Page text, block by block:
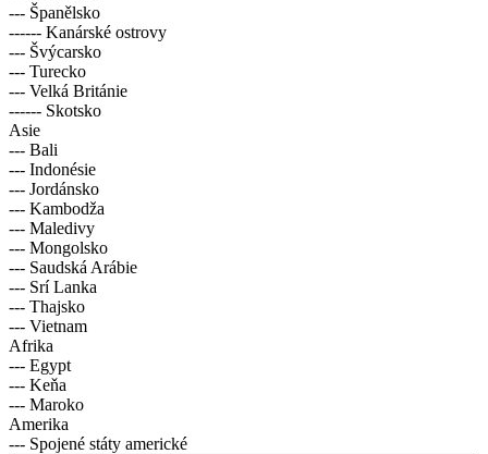
--- Španělsko
------ Kanárské ostrovy
--- Švýcarsko
--- Turecko
--- Velká Británie
------ Skotsko
Asie
--- Bali
--- Indonésie
--- Jordánsko
--- Kambodža
--- Maledivy
--- Mongolsko
--- Saudská Arábie
--- Srí Lanka
--- Thajsko
--- Vietnam
Afrika
--- Egypt
--- Keňa
--- Maroko
Amerika
--- Spojené státy americké